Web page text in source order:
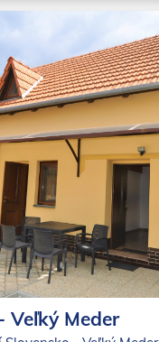
Meder